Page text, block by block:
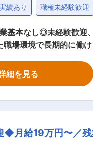
績あり 職種未経験歓迎
基本なし◎未経験歓
働けます〜 ■本ポジション
フラインに密接に関
知識やスキルを身に
細を見る
◆月給19万円〜／